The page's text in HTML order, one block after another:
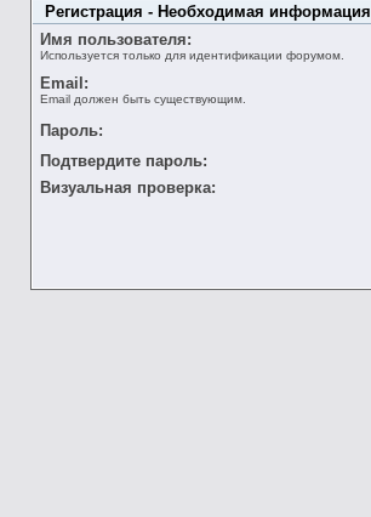
Регистрация - Необходимая информация
Имя пользователя:
Используется только для идентификации форумом.
Email:
Email должен быть существующим.
Пароль:
Подтвердите пароль:
Визуальная проверка: